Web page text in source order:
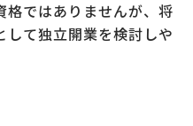
格ではありませんが、将
て独立開業を検討しや